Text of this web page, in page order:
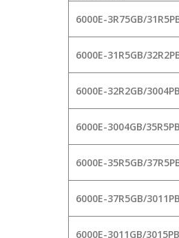
6000E-3R75GB/
6000E-31R5GB/
6000E-32R2GB/3004PB
6000E-3004GB/35R5PB
6000E-35R5GB/
6000E-37R5GB/3011PB
6000E-3011GB/